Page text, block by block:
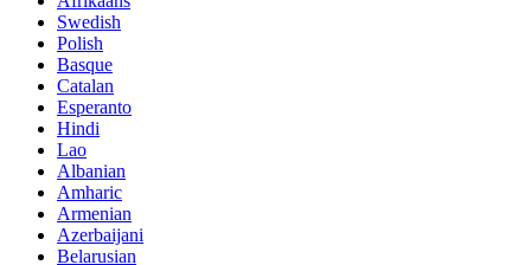
Swedish
Polish
Basque
Catalan
Esperanto
Hindi
Lao
Albanian
Amharic
Armenian
Azerbaijani
Belarusian